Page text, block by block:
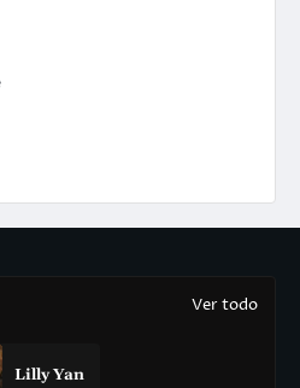
Ver todo
Lilly Yan